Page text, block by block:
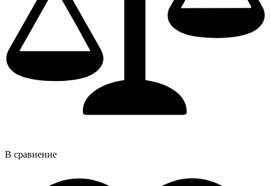
В сравнение